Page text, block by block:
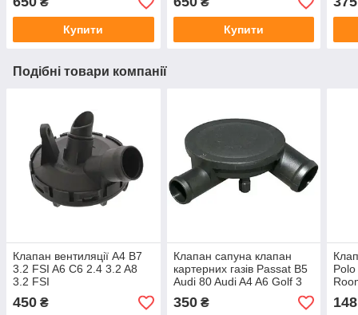
Купити Купити
Подібні товари компанії
Клапан вентиляції A4 B7
3.2 FSI A6 C6 2.4 3.2 A8
3.2 FSI
450 ₴
Клапан сапуна клапан
картерних газів Passat B5
Audi 80 Audi A4 A6 Golf 3
AFN 1Y AAZ 1Z AFF AEY
AAZ AHB AHU
350₴ 148